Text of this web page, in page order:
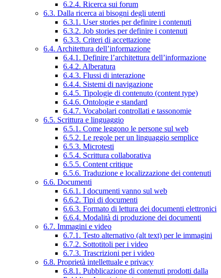
6.2.4. Ricerca sui forum
6.3. Dalla ricerca ai bisogni degli utenti
6.3.1. User stories per definire i contenuti
6.3.2. Job stories per definire i contenuti
6.3.3. Criteri di accettazione
6.4. Architettura dell’informazione
6.4.1. Definire l’architettura dell’informazione
6.4.2. Alberatura
6.4.3. Flussi di interazione
6.4.4. Sistemi di navigazione
6.4.5. Tipologie di contenuto (content type)
6.4.6. Ontologie e standard
6.4.7. Vocabolari controllati e tassonomie
6.5. Scrittura e linguaggio
6.5.1. Come leggono le persone sul web
6.5.2. Le regole per un linguaggio semplice
6.5.3. Microtesti
6.5.4. Scrittura collaborativa
6.5.5. Content critique
6.5.6. Traduzione e localizzazione dei contenuti
6.6. Documenti
6.6.1. I documenti vanno sul web
6.6.2. Tipi di documenti
6.6.3. Formato di lettura dei documenti elettronici
6.6.4. Modalità di produzione dei documenti
6.7. Immagini e video
6.7.1. Testo alternativo (alt text) per le immagini
6.7.2. Sottotitoli per i video
6.7.3. Trascrizioni per i video
6.8. Proprietà intellettuale e privacy
6.8.1. Pubblicazione di contenuti prodotti dalla